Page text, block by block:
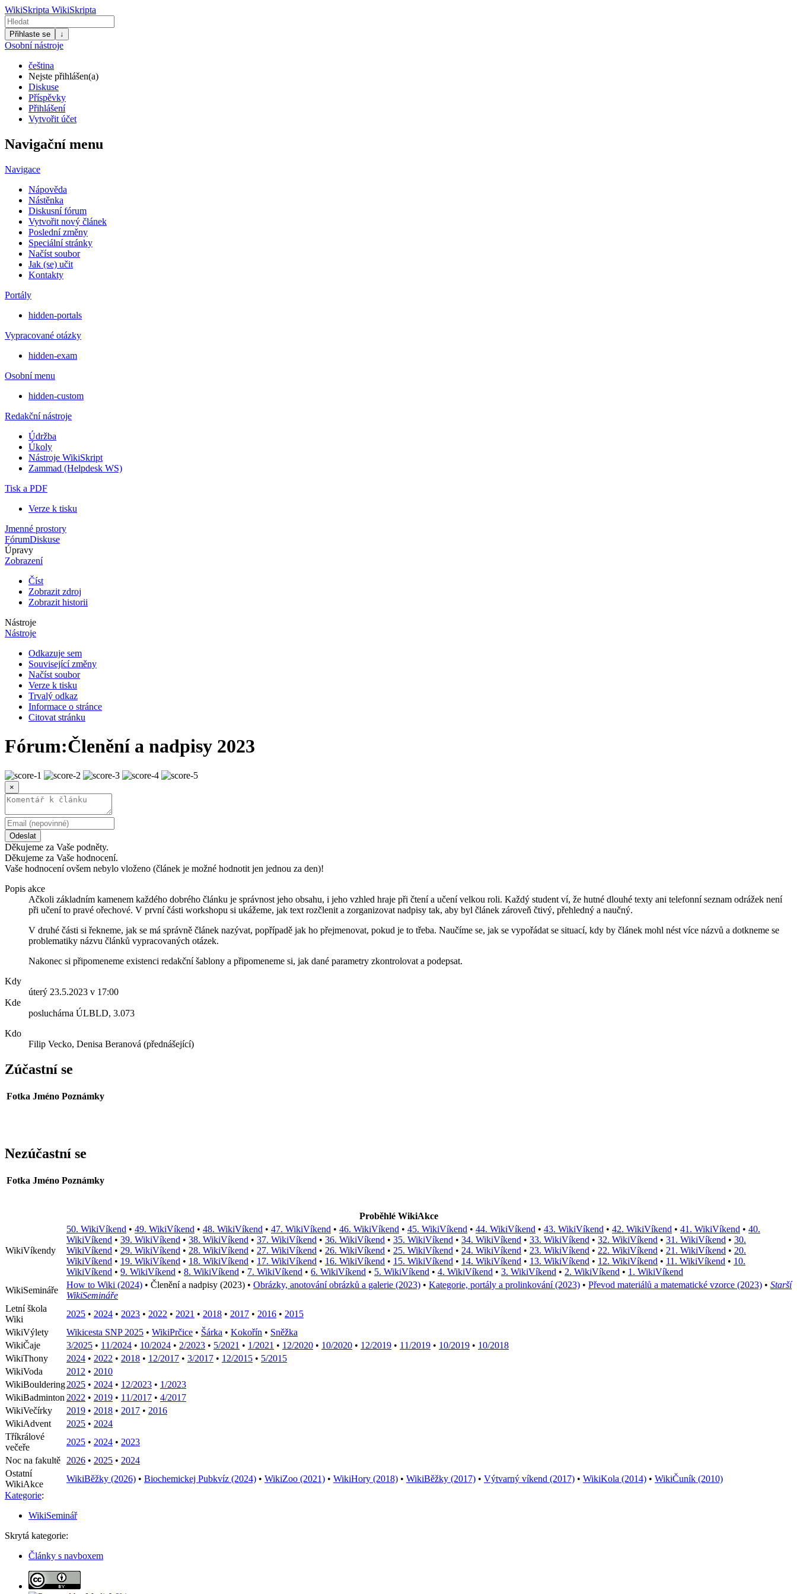
WikiSkripta WikiSkripta
Přihlaste se ↓
Osobní nástroje
čeština
Nejste přihlášen(a)
Diskuse
Příspěvky
Přihlášení
Vytvořit účet
Navigační menu
Navigace
Nápověda
Nástěnka
Diskusní fórum
Vytvořit nový článek
Poslední změny
Speciální stránky
Načíst soubor
Jak (se) učit
Kontakty
Portály
hidden-portals
Vypracované otázky
hidden-exam
Osobní menu
hidden-custom
Redakční nástroje
Údržba
Úkoly
Nástroje WikiSkript
Zammad (Helpdesk WS)
Tisk a PDF
Verze k tisku
Jmenné prostory
FórumDiskuse
Úpravy
Zobrazení
Číst
Zobrazit zdroj
Zobrazit historii
Nástroje
Nástroje
Odkazuje sem
Související změny
Načíst soubor
Verze k tisku
Trvalý odkaz
Informace o stránce
Citovat stránku
Fórum:Členění a nadpisy 2023
×
Odeslat
Děkujeme za Vaše podněty.
Děkujeme za Vaše hodnocení.
Vaše hodnocení ovšem nebylo vloženo (článek je možné hodnotit jen jednou za den)!
Popis akce
Ačkoli základním kamenem každého dobrého článku je správnost jeho obsahu, i jeho vzhled hraje při čtení a učení velkou roli. Každý student ví, že hutné dlouhé texty ani telefonní seznam odrážek není
při učení to pravé ořechové. V první části workshopu si ukážeme, jak text rozčlenit a zorganizovat nadpisy tak, aby byl článek zároveň čtivý, přehledný a naučný.
V druhé části si řekneme, jak se má správně článek nazývat, popřípadě jak ho přejmenovat, pokud je to třeba. Naučíme se, jak se vypořádat se situací, kdy by článek mohl nést více názvů a dotkneme se
problematiky názvu článků vypracovaných otázek.
Nakonec si připomeneme existenci redakční šablony a připomeneme si, jak dané parametry zkontrolovat a podepsat.
Kdy
úterý 23.5.2023 v 17:00
Kde
posluchárna ÚLBLD, 3.073
Kdo
Filip Vecko, Denisa Beranová (přednášející)
Zúčastní se
Fotka Jméno Poznámky
Nezúčastní se
Fotka Jméno Poznámky
Proběhlé WikiAkce
WikiVíkendy
50. WikiVíkend • 49. WikiVíkend • 48. WikiVíkend • 47. WikiVíkend • 46. WikiVíkend • 45. WikiVíkend • 44. WikiVíkend • 43. WikiVíkend • 42. WikiVíkend • 41. WikiVíkend • 40.
WikiVíkend • 39. WikiVíkend • 38. WikiVíkend • 37. WikiVíkend • 36. WikiVíkend • 35. WikiVíkend • 34. WikiVíkend • 33. WikiVíkend • 32. WikiVíkend • 31. WikiVíkend • 30.
WikiVíkend • 29. WikiVíkend • 28. WikiVíkend • 27. WikiVíkend • 26. WikiVíkend • 25. WikiVíkend • 24. WikiVíkend • 23. WikiVíkend • 22. WikiVíkend • 21. WikiVíkend • 20.
WikiVíkend • 19. WikiVíkend • 18. WikiVíkend • 17. WikiVíkend • 16. WikiVíkend • 15. WikiVíkend • 14. WikiVíkend • 13. WikiVíkend • 12. WikiVíkend • 11. WikiVíkend • 10.
WikiVíkend • 9. WikiVíkend • 8. WikiVíkend • 7. WikiVíkend • 6. WikiVíkend • 5. WikiVíkend • 4. WikiVíkend • 3. WikiVíkend • 2. WikiVíkend • 1. WikiVíkend
WikiSemináře
How to Wiki (2024) • Členění a nadpisy (2023) • Obrázky, anotování obrázků a galerie (2023) • Kategorie, portály a prolinkování (2023) • Převod materiálů a matematické vzorce (2023) • Starší
WikiSemináře
Letní škola
Wiki
2025 • 2024 • 2023 • 2022 • 2021 • 2018 • 2017 • 2016 • 2015
WikiVýlety
Wikicesta SNP 2025 • WikiPrčice • Šárka • Kokořín • Sněžka
WikiČaje
3/2025 • 11/2024 • 10/2024 • 2/2023 • 5/2021 • 1/2021 • 12/2020 • 10/2020 • 12/2019 • 11/2019 • 10/2019 • 10/2018
WikiThony
2024 • 2022 • 2018 • 12/2017 • 3/2017 • 12/2015 • 5/2015
WikiVoda
2012 • 2010
WikiBouldering2025 • 2024 • 12/2023 • 1/2023
WikiBadminton 2022 • 2019 • 11/2017 • 4/2017
WikiVečírky
2019 • 2018 • 2017 • 2016
WikiAdvent
2025 • 2024
Tříkrálové
večeře
2025 • 2024 • 2023
Noc na fakultě
2026 • 2025 • 2024
Ostatní
WikiAkce
WikiBěžky (2026) • Biochemickej Pubkvíz (2024) • WikiZoo (2021) • WikiHory (2018) • WikiBěžky (2017) • Výtvarný víkend (2017) • WikiKola (2014) • WikiČuník (2010)
Kategorie:
WikiSeminář
Skrytá kategorie:
Články s navboxem